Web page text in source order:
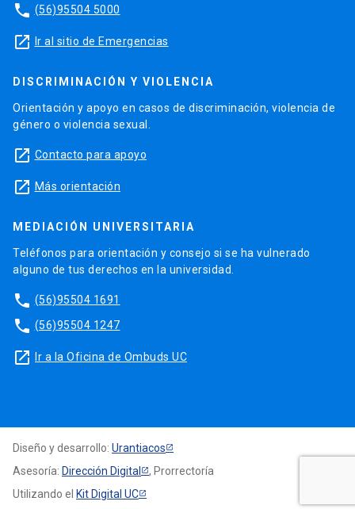
phone (56)95504 5000
launch Ir al sitio de Emergencias
DISCRIMINACIÓN Y VIOLENCIA
Orientación y apoyo en casos de discriminación, violencia de
género o violencia sexual.
launch Contacto para apoyo
launch Más orientación
MEDIACIÓN UNIVERSITARIA
Teléfonos para orientación y consejo si se ha vulnerado
alguno de tus derechos en la universidad.
phone (56)95504 1691
phone (56)95504 1247
launch Ir a la Oficina de Ombuds UC
Diseño y desarrollo: Urantiacos
Asesoría: Dirección Digital
, Prorrectoría
Utilizando el Kit Digital UC